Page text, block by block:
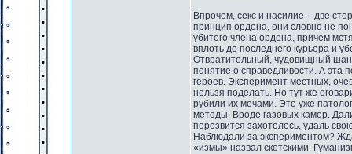
Впрочем, секс и насилие – две
принцип ордена, они словно не
убитого члена ордена, причем
вплоть до последнего курьера и
Отвратительный, чудовищный
понятие о справедливости. А эта
героев. Эксперимент местных,
нельзя поделать. Но тут же
рубили их мечами. Это уже
методы. Вроде газовых камер.
порезвится захотелось, удаль
Наблюдали за экспериментом?
«измы» назвал скотскими.